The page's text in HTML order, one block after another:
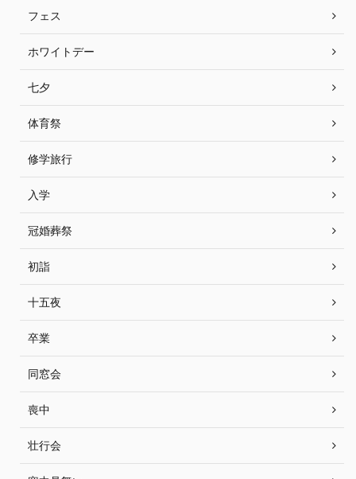
フェス
ホワイトデー
七夕
体育祭
修学旅行
入学
冠婚葬祭
初詣
十五夜
卒業
同窓会
喪中
壮行会